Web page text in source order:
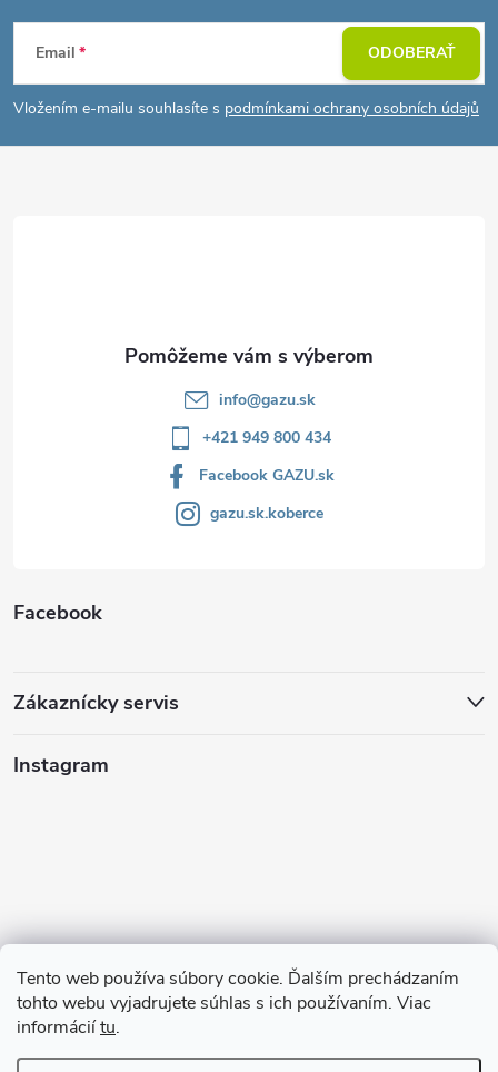
Tento web používa súbory cookie. Ďalším prechádzaním
tohto webu vyjadrujete súhlas s ich používaním. Viac
informáciítu.
Z
á
p
Email
Vložením e-mailu souhlasíte s podmínkami ochrany osobních údajů
ODOBERAŤ
info@gazu.sk
+421 949 800 434
Facebook GAZU.sk
gazu.sk.koberce
Facebook
Zákaznícky servis
Instagram
Sledovať na Instagrame